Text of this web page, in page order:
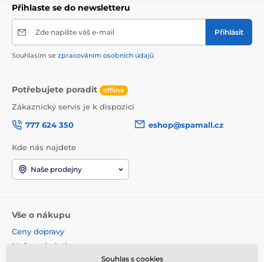
Přihlaste se do newsletteru
Zde napište váš e-mail Přihlásit
Souhlasím se zpracováním osobních údajů
Potřebujete poradit offline
Zákaznický servis je k dispozici
777 624 350
eshop@spamall.cz
Kde nás najdete
Naše prodejny
Vše o nákupu
Ceny dopravy
Možnosti platby
Souhlas s cookies